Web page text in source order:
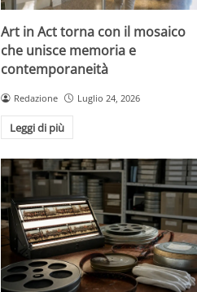
Art in Act torna con il mosaico
che unisce memoria e
contemporaneità
Redazione Luglio 24, 2026
Leggi di più